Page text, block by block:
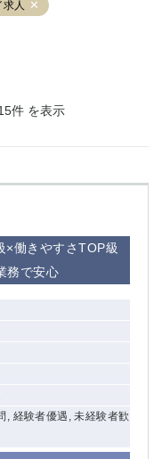
求人
件 を表示
×働きやすさTOP級
務で安心
, 経験者優遇, 未経験者歓
）